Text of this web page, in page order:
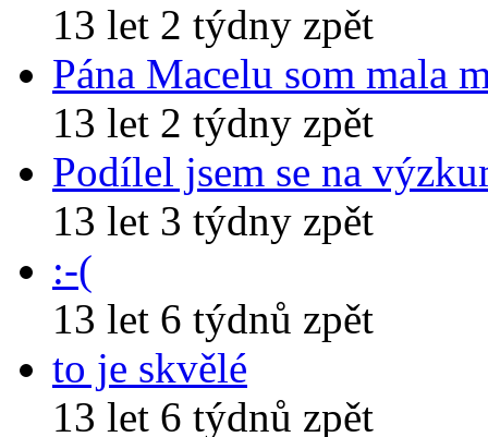
13 let 2 týdny zpět
Pána Macelu som mala
13 let 2 týdny zpět
Podílel jsem se na
13 let 3 týdny zpět
:-(
13 let 6 týdnů zpět
to je skvělé
13 let 6 týdnů zpět